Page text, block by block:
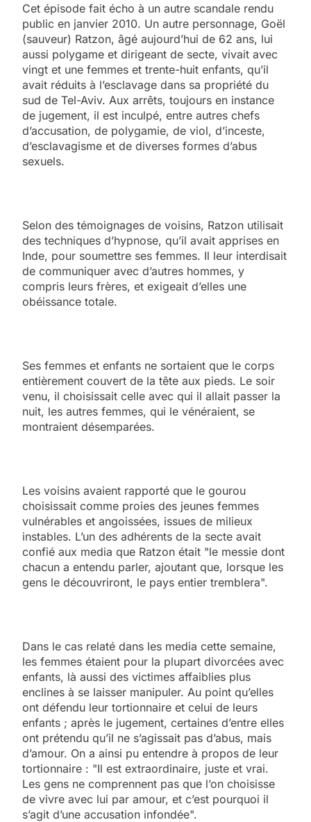
Cet épisode fait écho à un autre scandale rendu
public en janvier 2010. Un autre personnage, Goël
(sauveur) Ratzon, âgé aujourd’hui de 62 ans, lui
aussi polygame et dirigeant de secte, vivait avec
vingt et une femmes et trente-huit enfants, qu’il
avait réduits à l’esclavage dans sa propriété du
sud de Tel-Aviv. Aux arrêts, toujours en instance
de jugement, il est inculpé, entre autres chefs
d’accusation, de polygamie, de viol, d’inceste,
d’esclavagisme et de diverses formes d’abus
sexuels.
Selon des témoignages de voisins, Ratzon utilisait
des techniques d’hypnose, qu’il avait apprises en
Inde, pour soumettre ses femmes. Il leur interdisait
de communiquer avec d’autres hommes, y
compris leurs frères, et exigeait d’elles une
obéissance totale.
Ses femmes et enfants ne sortaient que le corps
entièrement couvert de la tête aux pieds. Le soir
venu, il choisissait celle avec qui il allait passer la
nuit, les autres femmes, qui le vénéraient, se
montraient désemparées.
Les voisins avaient rapporté que le gourou
choisissait comme proies des jeunes femmes
vulnérables et angoissées, issues de milieux
instables. L’un des adhérents de la secte avait
confié aux media que Ratzon était "le messie dont
chacun a entendu parler, ajoutant que, lorsque les
gens le découvriront, le pays entier tremblera".
Dans le cas relaté dans les media cette semaine,
les femmes étaient pour la plupart divorcées avec
enfants, là aussi des victimes affaiblies plus
enclines à se laisser manipuler. Au point qu’elles
ont défendu leur tortionnaire et celui de leurs
enfants ; après le jugement, certaines d’entre elles
ont prétendu qu’il ne s’agissait pas d’abus, mais
d’amour. On a ainsi pu entendre à propos de leur
tortionnaire : "Il est extraordinaire, juste et vrai.
Les gens ne comprennent pas que l’on choisisse
de vivre avec lui par amour, et c’est pourquoi il
s’agit d’une accusation infondée".